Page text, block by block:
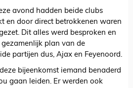
avond hadden beide clubs
en door direct betrokkenen waren
Dit alles werd besproken en
plan van de
partijen dus, Ajax en Feyenoord.
bijeenkomst iemand benaderd
gaan leiden. Er werden ook